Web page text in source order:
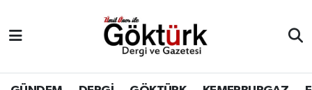
BİLİM
Eyüpsultan Hava Durumu
Eyüpsultan Trafik Yoğunluk Haritası